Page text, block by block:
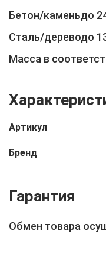
Бетон/каменьдо
Сталь/дереводо
Масса в
Артикул
Бренд
Гарантия
Обмен товара